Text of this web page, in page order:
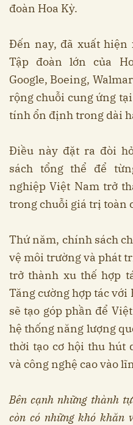
đoàn Hoa Kỳ.
Đến nay, đã xuất hiện
Tập đoàn lớn của
Google, Boeing,
rộng chuỗi cung ứng
tính ổn định trong dài
Điều này đặt ra đòi
sách tổng thể để
nghiệp Việt Nam trở
trong chuỗi giá trị toàn
Thứ năm, chính sách
vệ môi trường và phát
trở thành xu thế hợp
Tăng cường hợp tác
sẽ tạo góp phần để
hệ thống năng lượng
thời tạo cơ hội thu hút
và công nghệ cao vào
Bên cạnh những thành
còn có những khó khăn